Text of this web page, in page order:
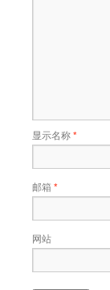
显示名称*
邮箱 *
网站